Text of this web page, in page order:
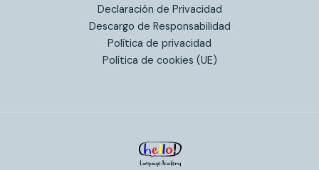
Declaración de Privacidad
Descargo de Responsabilidad
Política de privacidad
Política de cookies (UE)